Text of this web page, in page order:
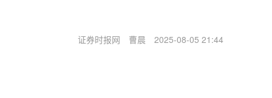
证券时报网 曹晨 2025-08-05 21:44